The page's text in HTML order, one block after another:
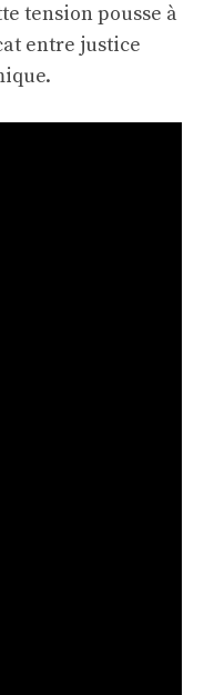
tension pousse à
entre justice